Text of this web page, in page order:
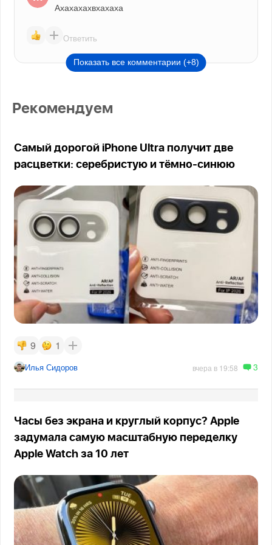
Ахахахахвхахаха
Ответить
Показать все комментарии (+8)
Рекомендуем
Самый дорогой iPhone Ultra получит две
расцветки: серебристую и тёмно-синюю
9 1
Илья Сидоров вчера в 19:58 3
Часы без экрана и круглый корпус? Apple
задумала самую масштабную переделку
Apple Watch за 10 лет